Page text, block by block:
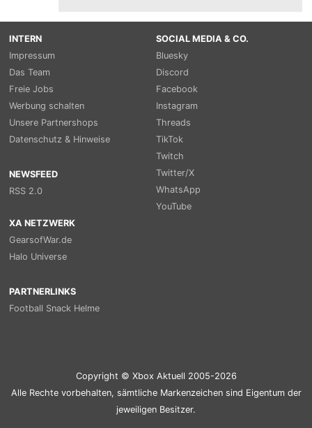
INTERN
Impressum
Das Team
Freie Jobs
Werbung schalten
Unsere Partnershops
Datenschutz & Hinweise
NEWSFEED
RSS 2.0
SOCIAL MEDIA & CO.
Bluesky
Discord
Facebook
Instagram
Threads
TikTok
Twitch
Twitter/X
WhatsApp
YouTube
XA NETZWERK
GearsofWar.de
Halo Universe
PARTNERLINKS
Football Snack Helme
Copyright © Xbox Aktuell 2005-2026
Alle Rechte vorbehalten, sämtliche Markenzeichen sind Eigentum der
jeweiligen Besitzer.